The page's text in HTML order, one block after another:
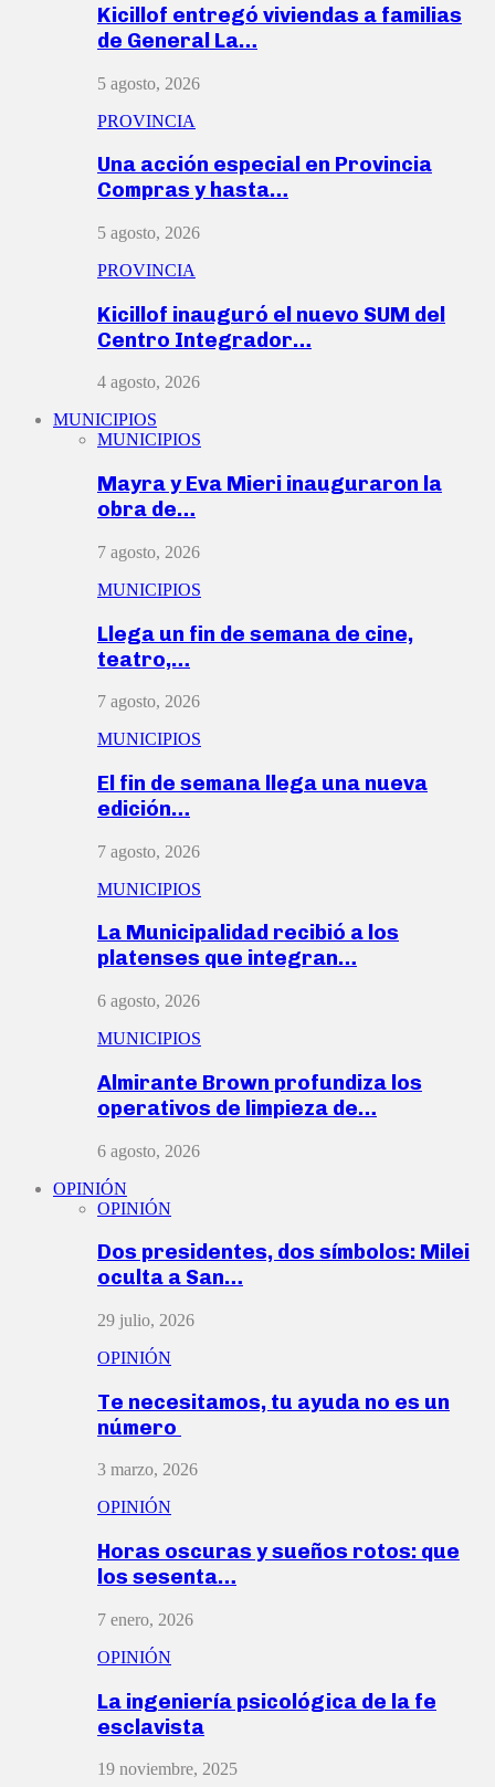
Kicillof entregó viviendas a familias
de General La…
5 agosto, 2026
PROVINCIA
Una acción especial en Provincia
Compras y hasta…
5 agosto, 2026
PROVINCIA
Kicillof inauguró el nuevo SUM del
Centro Integrador…
4 agosto, 2026
MUNICIPIOS
MUNICIPIOS
Mayra y Eva Mieri inauguraron la
obra de…
7 agosto, 2026
MUNICIPIOS
Llega un fin de semana de cine,
teatro,…
7 agosto, 2026
MUNICIPIOS
El fin de semana llega una nueva
edición…
7 agosto, 2026
MUNICIPIOS
La Municipalidad recibió a los
platenses que integran…
6 agosto, 2026
MUNICIPIOS
Almirante Brown profundiza los
operativos de limpieza de…
6 agosto, 2026
OPINIÓN
OPINIÓN
Dos presidentes, dos símbolos: Milei
oculta a San…
29 julio, 2026
OPINIÓN
Te necesitamos, tu ayuda no es un
número
3 marzo, 2026
OPINIÓN
Horas oscuras y sueños rotos: que
los sesenta…
7 enero, 2026
OPINIÓN
La ingeniería psicológica de la fe
esclavista
19 noviembre, 2025